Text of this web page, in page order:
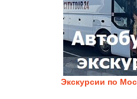
Экскурсии по